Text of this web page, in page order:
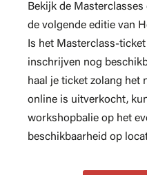
Bekijk de
de volgende editie van
Is het Masterclass-
inschrijven nog
haal je ticket zolang het
online is uitverkocht,
workshopbalie op het
beschikbaarheid op